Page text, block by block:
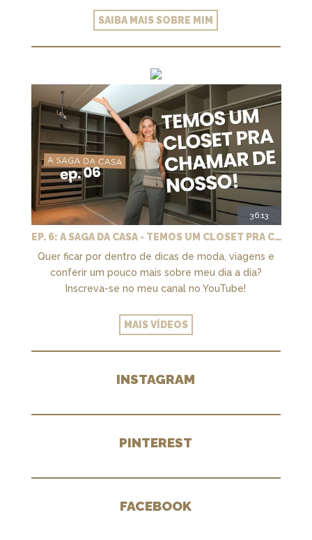
SAIBA MAIS SOBRE MIM
36:13
EP. 6: A SAGA DA CASA - TEMOS UM CLOSET PRA CHAMAR DE NOSSO + MARCENARIA E PAISAGISMO
Quer ficar por dentro de dicas de moda, viagens e
conferir um pouco mais sobre meu dia a dia?
Inscreva-se no meu canal no YouTube!
MAIS VÍDEOS
INSTAGRAM
PINTEREST
FACEBOOK